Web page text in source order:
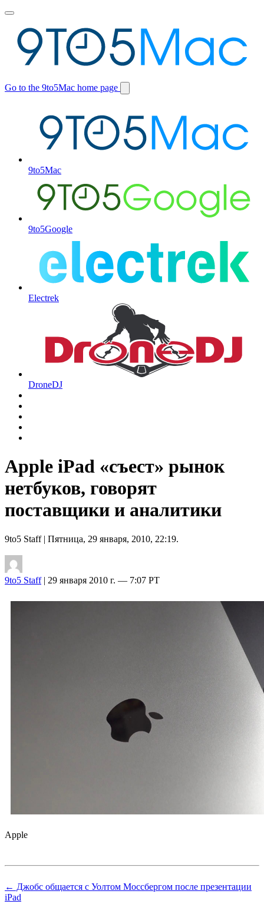
Toggle
menu
Go to the 9to5Mac home page
Switch
9to5Mac
9to5Google
Electrek
DroneDJ
Apple iPad «съест» рынок
нетбуков, говорят
поставщики и аналитики
9to5 Staff| Пятница, 29 января, 2010, 22:19.
9to5 Staff| 29 января 2010 г. — 7:07 PT
Apple
← Джобс общается с Уолтом Моссбергом после презентации
iPad